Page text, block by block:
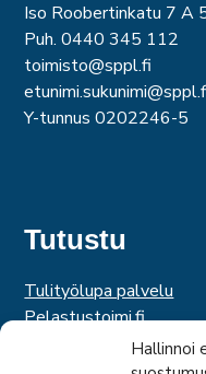
Hallinnoi
Iso Roobertinkatu 7 A
Puh. 0440 345 112
toimisto@sppl.fi
Y-tunnus 0202246-5
Tutustu
Tulityölupa palvelu
Pelastustoimi.fi
Hätäkeskuslaitos